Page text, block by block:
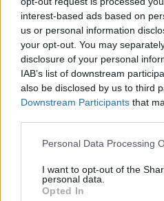
interest-based ads based on
us or personal information
your opt-out. You may
disclosure of your personal
IAB’s list of downstream
also be disclosed by us to third
Downstream Participants that
Personal Data Processing
I want to opt-out of the
personal data.
Opted In